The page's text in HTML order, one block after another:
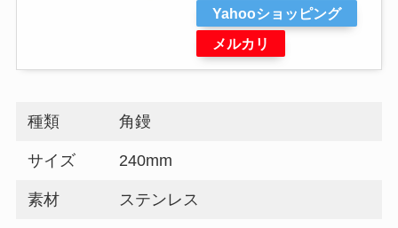
Yahooショッピング
メルカリ
種類 角鏝
サイズ 240mm
素材 ステンレス